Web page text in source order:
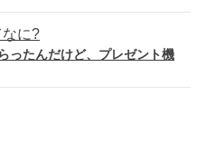
ったんだけど、プレゼント機